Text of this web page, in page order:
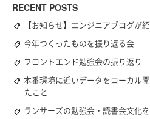
RECENT POSTS
【お知らせ】エンジニアブログが
今年つくったものを振り返る会
フロントエンド勉強会の振り返り
本番環境に近いデータをローカル
たこと
ランサーズの勉強会・読書会文化